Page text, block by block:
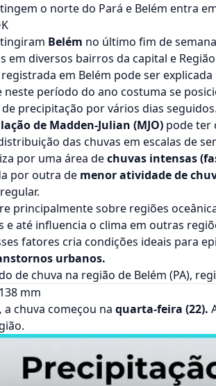
o norte do Pará e Belém entra
Belém no último fim de
em diversos bairros da capital e
registrada em Belém pode ser
neste período do ano costuma se
precipitação por vários dias seguidos.
de Madden-Julian (MJO) pode ter
das chuvas em escalas de
por uma área dechuvas intensas
por outra de menor atividade de
principalmente sobre regiões
e até influencia o clima em outras
fatores cria condições ideais para
urbanos.
de chuva na região de Belém (PA),
mm
a chuva começou na quarta-feira (22).